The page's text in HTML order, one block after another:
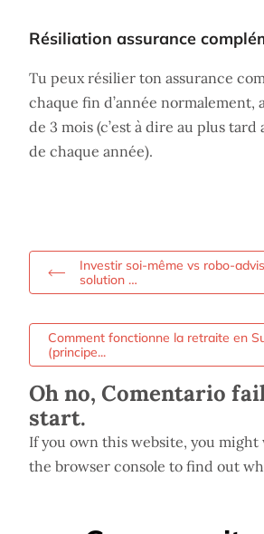
Résiliation assurance
Tu peux résilier ton assurance
chaque fin d’année normalement,
de 3 mois (c’est à dire au plus tard
de chaque année).
Investir soi-même vs robo-
solution …
Comment fonctionne la retraite en
(principe...
Oh no, Comentario
start.
If you own this website, you might
the browser console to find out